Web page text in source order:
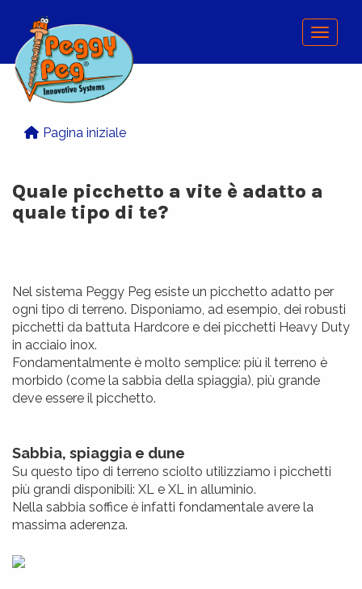
Menu
Pagina iniziale
Quale picchetto a vite è adatto a
quale tipo di te?
Nel sistema Peggy Peg esiste un picchetto adatto per
ogni tipo di terreno. Disponiamo, ad esempio, dei robusti
picchetti da battuta Hardcore e dei picchetti Heavy Duty
in acciaio inox.
Fondamentalmente è molto semplice: più il terreno è
morbido (come la sabbia della spiaggia), più grande
deve essere il picchetto.
Sabbia, spiaggia e dune
Su questo tipo di terreno sciolto utilizziamo i picchetti
più grandi disponibili: XL e XL in alluminio.
Nella sabbia soffice è infatti fondamentale avere la
massima aderenza.